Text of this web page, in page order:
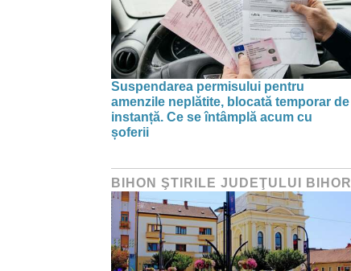
Suspendarea permisului pentru
amenzile neplătite, blocată temporar de
instanță. Ce se întâmplă acum cu
șoferii
BIHON ŞTIRILE JUDEŢULUI BIHOR